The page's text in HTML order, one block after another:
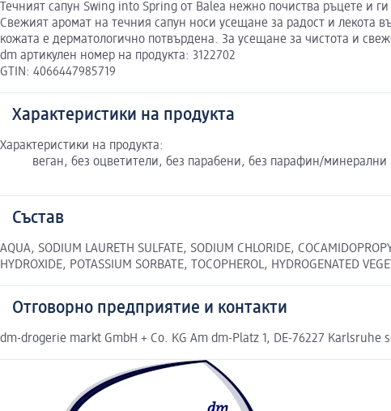
Течният сапун Swing into Spring от Balea нежно почиства ръцете и
Свежият аромат на течния сапун носи усещане за радост и лекота
кожата е дерматологично потвърдена. За усещане за чистота и
dm артикулен номер на продукта: 3122702
GTIN: 4066447985719
Характеристики на продукта
Характеристики на продукта:
веган, без оцветители, без парабени, без парафин/минерални
Състав
AQUA, SODIUM LAURETH SULFATE, SODIUM CHLORIDE,
HYDROXIDE, POTASSIUM SORBATE, TOCOPHEROL, HYDROGENATED
Отговорно предприятие и контакти
dm-drogerie markt GmbH + Co. KG Am dm-Platz 1, DE-76227 Karlsruhe